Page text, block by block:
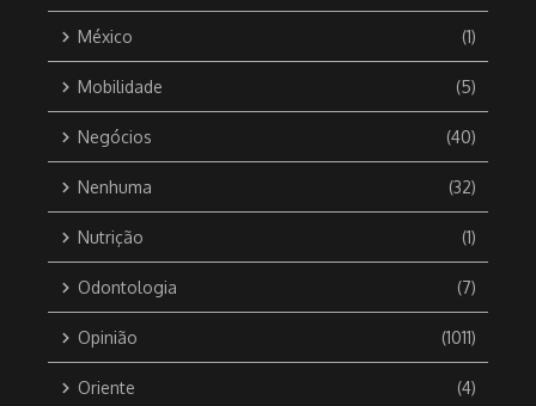
México (1)
Mobilidade (5)
Negócios (40)
Nenhuma (32)
Nutrição (1)
Odontologia (7)
Opinião (1011)
Oriente (4)